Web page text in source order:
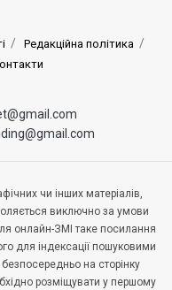
Редакційна політика
чи інших матеріалів,
виключно за умови
онлайн-ЗМІ таке посилання
для індексації пошуковими
на сторінку
розміщувати у першому